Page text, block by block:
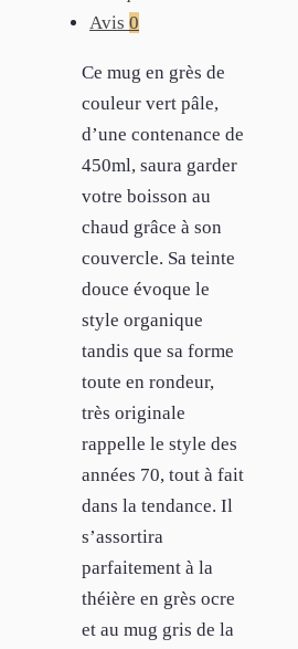
Avis 0
Ce mug en grès de
couleur vert pâle,
d’une contenance de
450ml, saura garder
votre boisson au
chaud grâce à son
couvercle. Sa teinte
douce évoque le
style organique
tandis que sa forme
toute en rondeur,
très originale
rappelle le style des
années 70, tout à fait
dans la tendance. Il
s’assortira
parfaitement à la
théière en grès ocre
et au mug gris de la